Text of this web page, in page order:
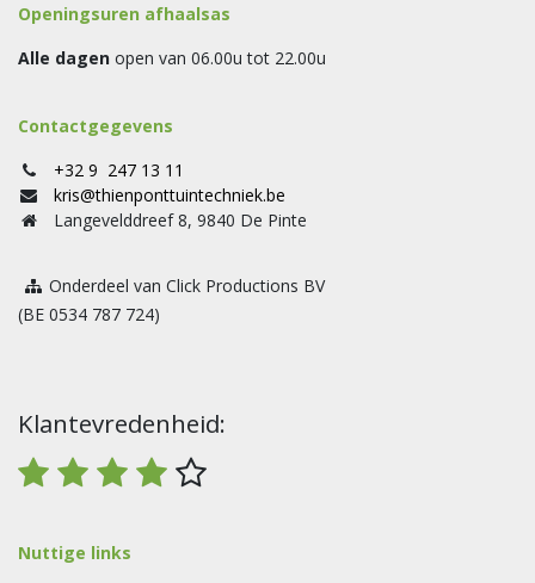
Openingsuren afhaalsas
Alle dagen open van 06.00u tot 22.00u
Contactgegevens
+32 9 247 13 11
kris@thienponttuintechniek.be
Langevelddreef 8, 9840 De Pinte
Onderdeel van Click Productions BV
(BE 0534 787 724)
Klantevredenheid:
Nuttige links